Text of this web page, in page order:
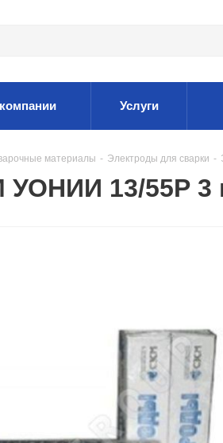
Услуги
материалы - Электроды для сварки -
УОНИИ 13/55Р 3